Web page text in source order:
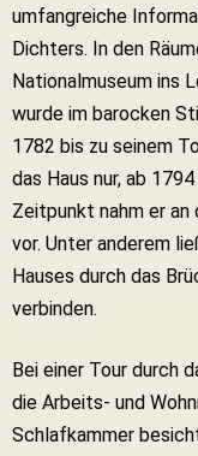
umfangreiche
Dichters. In den
Nationalmuseum ins
wurde im barocken
1782 bis zu seinem
das Haus nur, ab
Zeitpunkt nahm er an
vor. Unter anderem
Hauses durch das
verbinden.
Bei einer Tour durch
die Arbeits- und
Schlafkammer